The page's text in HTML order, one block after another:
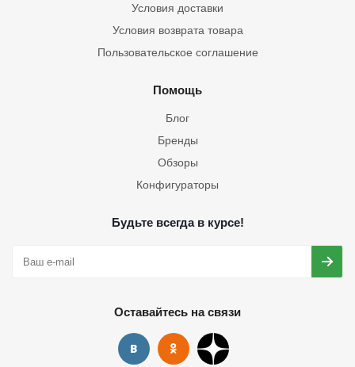
Условия доставки
Условия возврата товара
Пользовательское соглашение
Помощь
Блог
Бренды
Обзоры
Конфигураторы
Будьте всегда в курсе!
Оставайтесь на связи